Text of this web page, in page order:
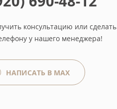
консультацию или сделать
у нашего менеджера!
НАПИСАТЬ В MAX